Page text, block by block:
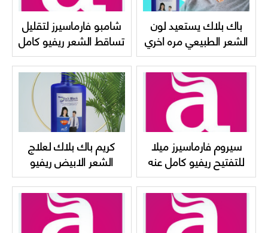
باك بلاك يستعيد لون
الشعر الطبيعي مره اخري
بدون صبغات
شامبو فارماسيرز لتقليل
تساقط الشعر ريفيو كامل
عنه واسعاره
Pharmaceris hair and
scalp shampoo
سيروم فارماسيرز ميلا
للتفتيح ريفيو كامل عنه
واسعاره Pharmaceris
Mela Whitening
SERUM
كريم باك بلاك لعلاج
الشعر الابيض ريفيو
كامل عنه New back
black cream